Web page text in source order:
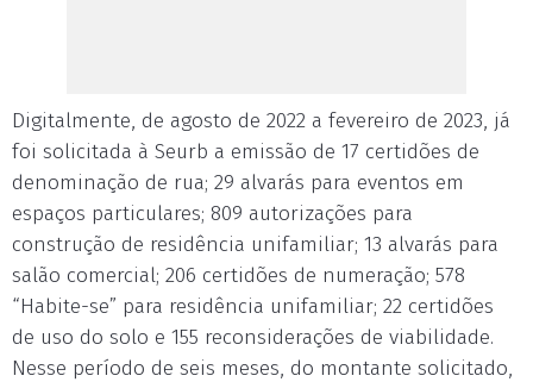
Digitalmente, de agosto de 2022 a fevereiro de 2023, já
foi solicitada à Seurb a emissão de 17 certidões de
denominação de rua; 29 alvarás para eventos em
espaços particulares; 809 autorizações para
construção de residência unifamiliar; 13 alvarás para
salão comercial; 206 certidões de numeração; 578
“Habite-se” para residência unifamiliar; 22 certidões
de uso do solo e 155 reconsiderações de viabilidade.
Nesse período de seis meses, do montante solicitado,